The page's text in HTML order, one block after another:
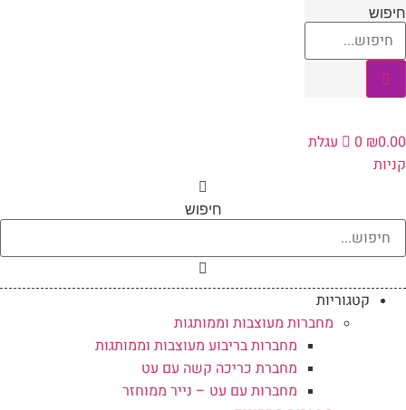
דלג
לתוכן
חיפוש
₪0.00
0
עגלת
קניות
חיפוש
קטגוריות
מחברות מעוצבות וממותגות
מחברות בריבוע מעוצבות וממותגות
מחברת כריכה קשה עם עט
מחברות עם עט – נייר ממוחזר